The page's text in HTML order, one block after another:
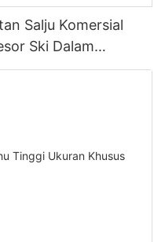
Salju Komersial
Ski Dalam